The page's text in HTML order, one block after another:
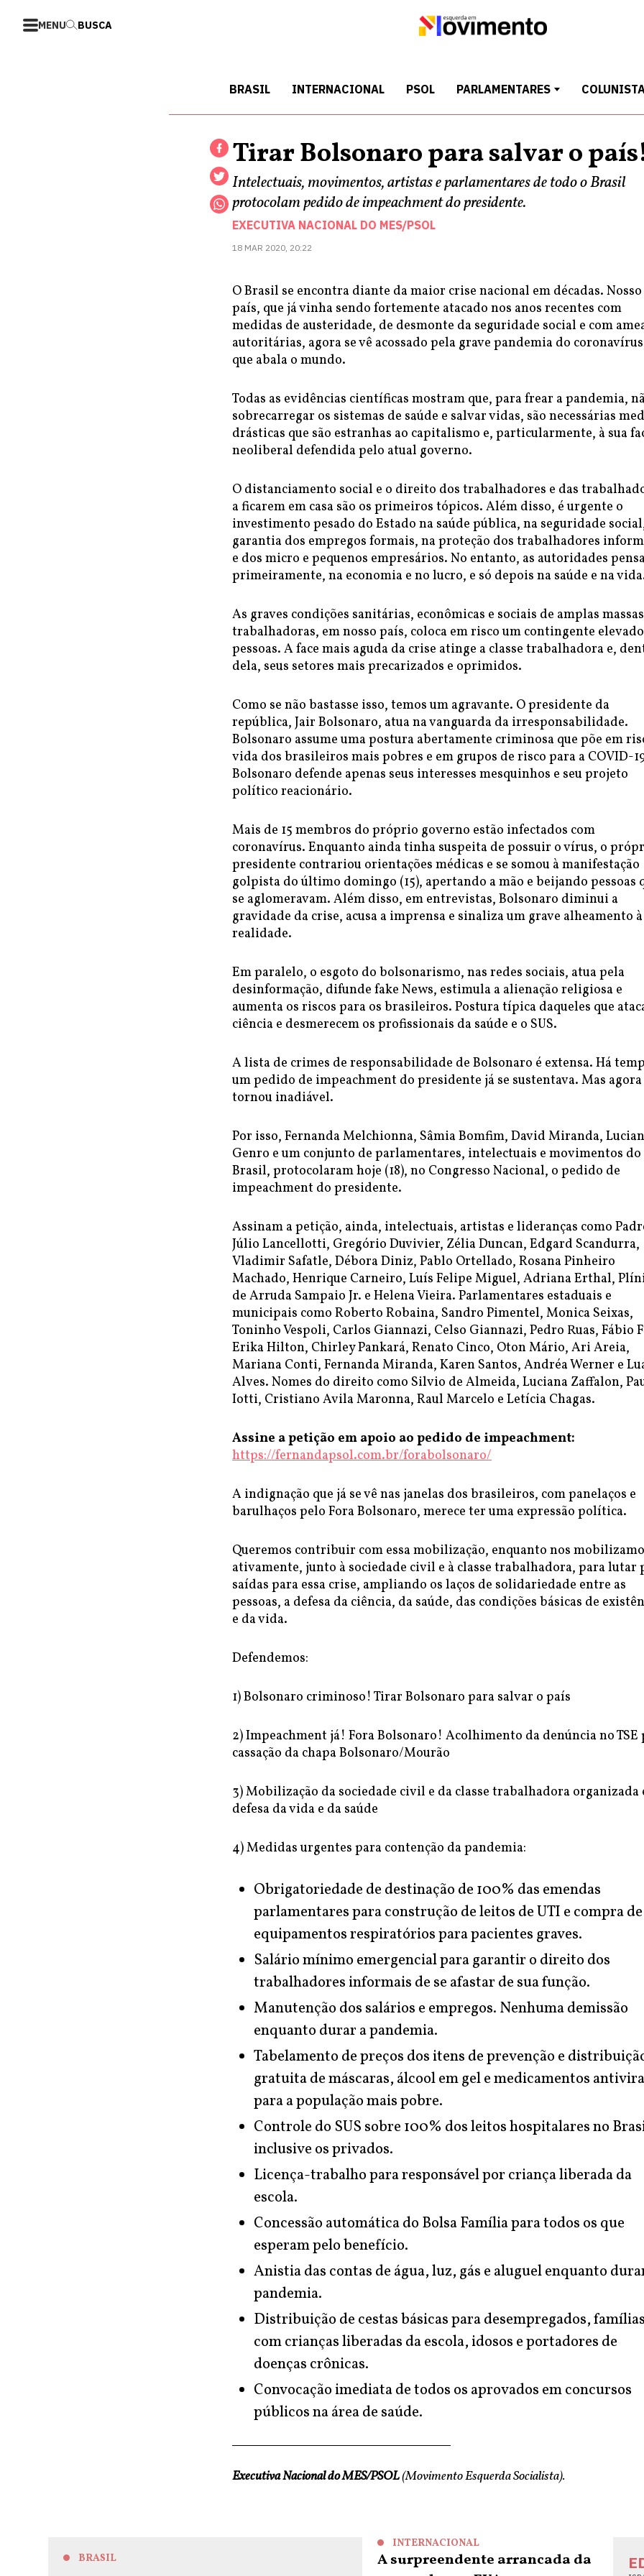
MENU BUSCA
BRASIL INTERNACIONAL PSOL PARLAMENTARES
Tirar Bolsonaro para salvar o
Intelectuais, movimentos, artistas e parlamentares de todo o Brasil
protocolam pedido de impeachment do presidente.
EXECUTIVA NACIONAL DO MES/PSOL
18 MAR 2020, 20:22
O Brasil se encontra diante da maior crise nacional em décadas. Nosso
país, que já vinha sendo fortemente atacado nos anos recentes com
medidas de austeridade, de desmonte da seguridade social e com
autoritárias, agora se vê acossado pela grave pandemia do
que abala o mundo.
Todas as evidências científicas mostram que, para frear a pandemia,
sobrecarregar os sistemas de saúde e salvar vidas, são necessárias
drásticas que são estranhas ao capitalismo e, particularmente, à sua
neoliberal defendida pelo atual governo.
O distanciamento social e o direito dos trabalhadores e das
a ficarem em casa são os primeiros tópicos. Além disso, é urgente o
investimento pesado do Estado na saúde pública, na seguridade
garantia dos empregos formais, na proteção dos trabalhadores
e dos micro e pequenos empresários. No entanto, as autoridades
primeiramente, na economia e no lucro, e só depois na saúde e na
As graves condições sanitárias, econômicas e sociais de amplas massas
trabalhadoras, em nosso país, coloca em risco um contingente
pessoas. A face mais aguda da crise atinge a classe trabalhadora e,
dela, seus setores mais precarizados e oprimidos.
Como se não bastasse isso, temos um agravante. O presidente da
república, Jair Bolsonaro, atua na vanguarda da irresponsabilidade.
Bolsonaro assume uma postura abertamente criminosa que põe em
vida dos brasileiros mais pobres e em grupos de risco para a COVID-
Bolsonaro defende apenas seus interesses mesquinhos e seu projeto
político reacionário.
Mais de 15 membros do próprio governo estão infectados com
coronavírus. Enquanto ainda tinha suspeita de possuir o vírus, o
presidente contrariou orientações médicas e se somou à manifestação
golpista do último domingo (15), apertando a mão e beijando pessoas
se aglomeravam. Além disso, em entrevistas, Bolsonaro diminui a
gravidade da crise, acusa a imprensa e sinaliza um grave alheamento à
realidade.
Em paralelo, o esgoto do bolsonarismo, nas redes sociais, atua pela
desinformação, difunde fake News, estimula a alienação religiosa e
aumenta os riscos para os brasileiros. Postura típica daqueles que
ciência e desmerecem os profissionais da saúde e o SUS.
A lista de crimes de responsabilidade de Bolsonaro é extensa. Há
um pedido de impeachment do presidente já se sustentava. Mas agora
tornou inadiável.
Por isso, Fernanda Melchionna, Sâmia Bomfim, David Miranda,
Genro e um conjunto de parlamentares, intelectuais e movimentos do
Brasil, protocolaram hoje (18), no Congresso Nacional, o pedido de
impeachment do presidente.
Assinam a petição, ainda, intelectuais, artistas e lideranças como
Júlio Lancellotti, Gregório Duvivier, Zélia Duncan, Edgard Scandurra,
Vladimir Safatle, Débora Diniz, Pablo Ortellado, Rosana Pinheiro
Machado, Henrique Carneiro, Luís Felipe Miguel, Adriana Erthal,
de Arruda Sampaio Jr. e Helena Vieira. Parlamentares estaduais e
municipais como Roberto Robaina, Sandro Pimentel, Monica Seixas,
Toninho Vespoli, Carlos Giannazi, Celso Giannazi, Pedro Ruas, Fábio
Erika Hilton, Chirley Pankará, Renato Cinco, Oton Mário, Ari Areia,
Mariana Conti, Fernanda Miranda, Karen Santos, Andréa Werner e
Alves. Nomes do direito como Silvio de Almeida, Luciana Zaffalon,
Iotti, Cristiano Avila Maronna, Raul Marcelo e Letícia Chagas.
Assine a petição em apoio ao pedido de impeachment:
https://fernandapsol.com.br/forabolsonaro/
A indignação que já se vê nas janelas dos brasileiros, com panelaços e
barulhaços pelo Fora Bolsonaro, merece ter uma expressão política.
Queremos contribuir com essa mobilização, enquanto nos
ativamente, junto à sociedade civil e à classe trabalhadora, para lutar
saídas para essa crise, ampliando os laços de solidariedade entre as
pessoas, a defesa da ciência, da saúde, das condições básicas de
e da vida.
Defendemos:
1) Bolsonaro criminoso! Tirar Bolsonaro para salvar o país
2) Impeachment já! Fora Bolsonaro! Acolhimento da denúncia no TSE
cassação da chapa Bolsonaro/Mourão
3) Mobilização da sociedade civil e da classe trabalhadora organizada
defesa da vida e da saúde
4) Medidas urgentes para contenção da pandemia:
Obrigatoriedade de destinação de 100% das emendas
parlamentares para construção de leitos de UTI e compra de
equipamentos respiratórios para pacientes graves.
Salário mínimo emergencial para garantir o direito dos
trabalhadores informais de se afastar de sua função.
Manutenção dos salários e empregos. Nenhuma demissão
enquanto durar a pandemia.
Tabelamento de preços dos itens de prevenção e
gratuita de máscaras, álcool em gel e medicamentos
para a população mais pobre.
Controle do SUS sobre 100% dos leitos hospitalares no
inclusive os privados.
Licença-trabalho para responsável por criança liberada da
escola.
Concessão automática do Bolsa Família para todos os que
esperam pelo benefício.
Anistia das contas de água, luz, gás e aluguel enquanto
pandemia.
Distribuição de cestas básicas para desempregados, famílias
com crianças liberadas da escola, idosos e portadores de
doenças crônicas.
Convocação imediata de todos os aprovados em concursos
públicos na área de saúde.
Executiva Nacional do MES/PSOL(Movimento Esquerda Socialista).
BRASIL
INTERNACIONAL
A surpreendente arrancada da